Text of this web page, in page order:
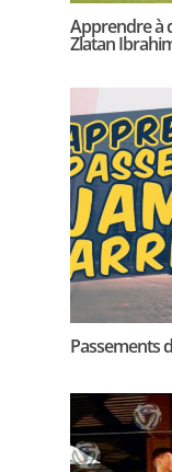
Apprendre à
Zlatan
Passements